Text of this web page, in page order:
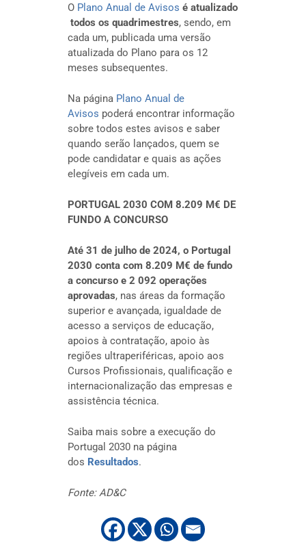
O Plano Anual de Avisos é atualizado
todos os quadrimestres, sendo, em
cada um, publicada uma versão
atualizada do Plano para os 12
meses subsequentes.
Na página Plano Anual de
Avisos poderá encontrar informação
sobre todos estes avisos e saber
quando serão lançados, quem se
pode candidatar e quais as ações
elegíveis em cada um.
PORTUGAL 2030 COM 8.209 M€ DE
FUNDO A CONCURSO
Até 31 de julho de 2024, o Portugal
2030 conta com 8.209 M€ de fundo
a concurso e 2 092 operações
aprovadas, nas áreas da formação
superior e avançada, igualdade de
acesso a serviços de educação,
apoios à contratação, apoio às
regiões ultraperiféricas, apoio aos
Cursos Profissionais, qualificação e
internacionalização das empresas e
assistência técnica.
Saiba mais sobre a execução do
Portugal 2030 na página
dos Resultados.
Fonte: AD&C